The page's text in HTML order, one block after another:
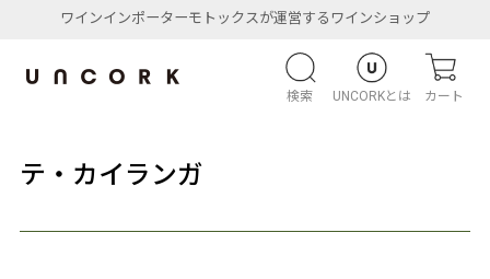
ワインインポーターモトックスが運営するワインショップ
検索 UNCORKとは カート
テ・カイランガ